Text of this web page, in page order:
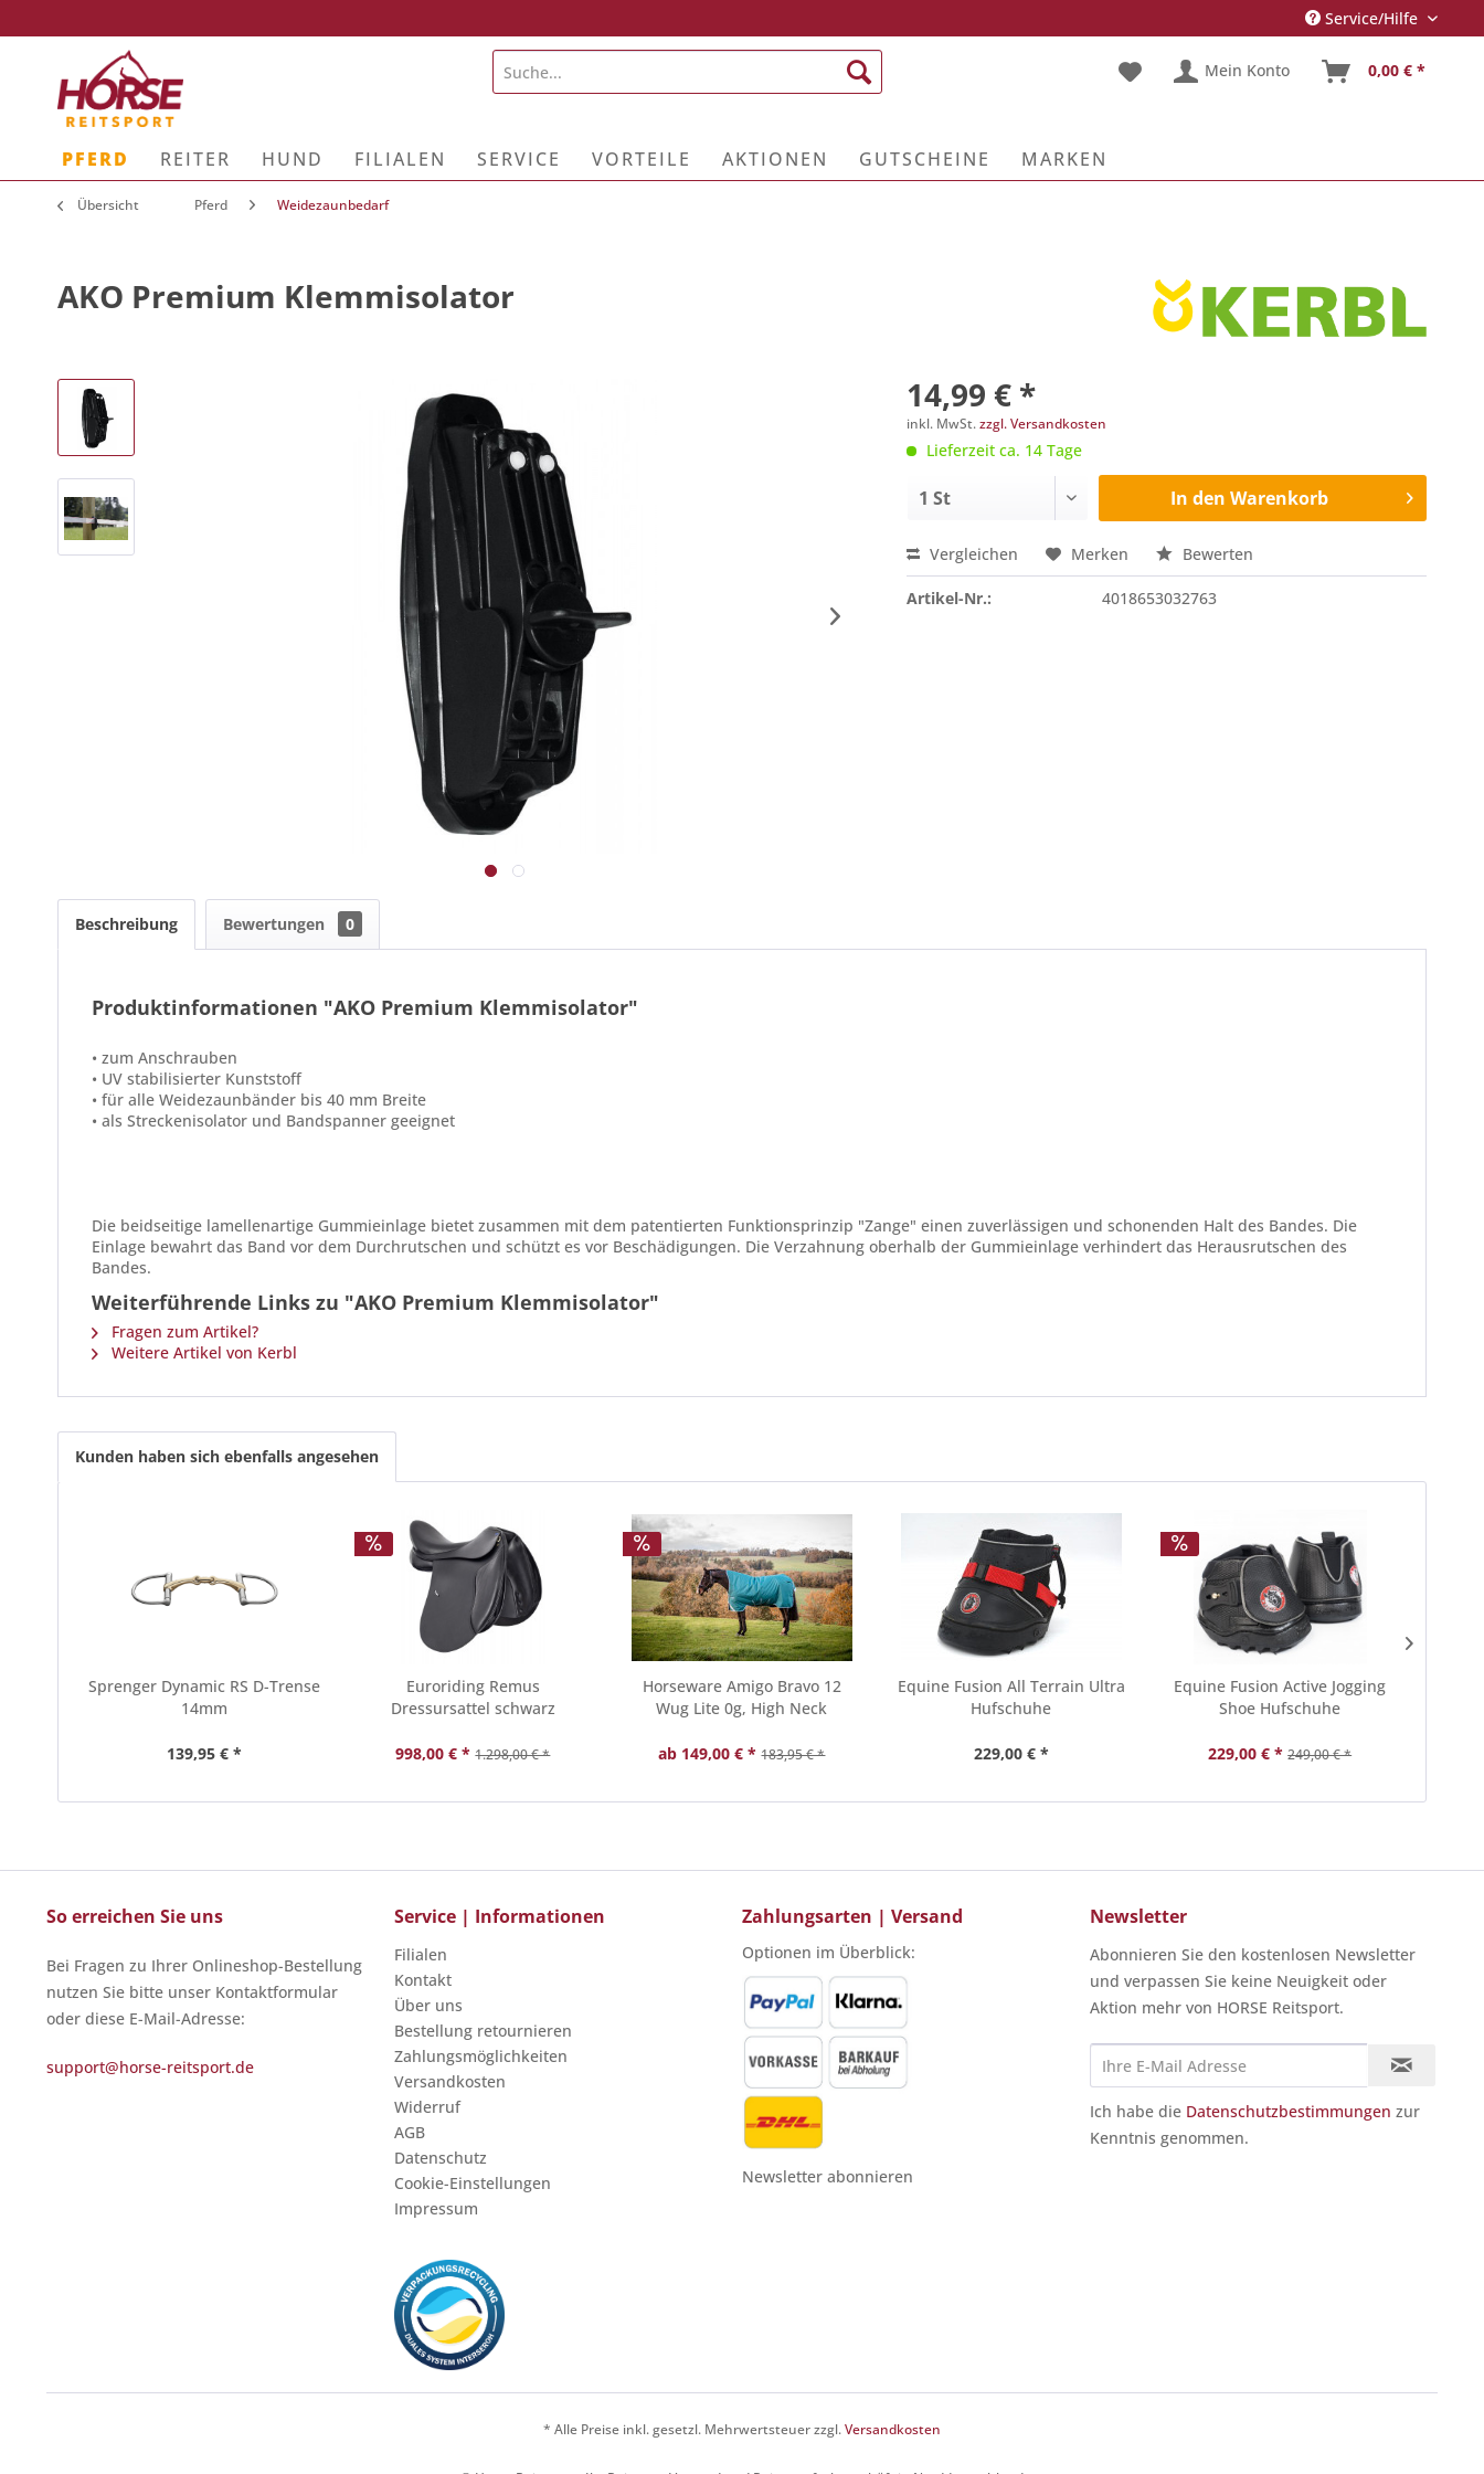
Service/Hilfe
Mein Konto 0,00 € *
PFERD REITER HUND FILIALEN SERVICE VORTEILE AKTIONEN GUTSCHEINE MARKEN
Übersicht Pferd Weidezaunbedarf
AKO Premium Klemmisolator
14,99 € *
inkl. MwSt.zzgl. Versandkosten
Lieferzeit ca. 14 Tage
In den Warenkorb
Vergleichen Merken Bewerten
Artikel-Nr.: 4018653032763
Beschreibung Bewertungen 0
Produktinformationen "AKO Premium Klemmisolator"
• zum Anschrauben
• UV stabilisierter Kunststoff
• für alle Weidezaunbänder bis 40 mm Breite
• als Streckenisolator und Bandspanner geeignet
Die beidseitige lamellenartige Gummieinlage bietet zusammen mit dem patentierten Funktionsprinzip "Zange" einen zuverlässigen und schonenden Halt des Bandes. Die
Einlage bewahrt das Band vor dem Durchrutschen und schützt es vor Beschädigungen. Die Verzahnung oberhalb der Gummieinlage verhindert das Herausrutschen des
Bandes.
Weiterführende Links zu "AKO Premium Klemmisolator"
Fragen zum Artikel?
Weitere Artikel von Kerbl
Kunden haben sich ebenfalls angesehen
Sprenger Dynamic RS D-Trense
14mm
139,95 € *
Euroriding Remus
Dressursattel schwarz
998,00 € * 1.298,00 € *
Horseware Amigo Bravo 12
Wug Lite 0g, High Neck
ab 149,00 € * 183,95 € *
Equine Fusion All Terrain Ultra
Hufschuhe
229,00 € *
Equine Fusion Active Jogging
Shoe Hufschuhe
229,00 € * 249,00 € *
So erreichen Sie uns
Bei Fragen zu Ihrer Onlineshop-Bestellung
nutzen Sie bitte unser Kontaktformular
oder diese E-Mail-Adresse:
support@horse-reitsport.de
Service | Informationen
Filialen
Kontakt
Über uns
Bestellung retournieren
Zahlungsmöglichkeiten
Versandkosten
Widerruf
AGB
Datenschutz
Cookie-Einstellungen
Impressum
Zahlungsarten | Versand
Optionen im Überblick:
Newsletter abonnieren
Newsletter
Abonnieren Sie den kostenlosen Newsletter
und verpassen Sie keine Neuigkeit oder
Aktion mehr von HORSE Reitsport.
Ich habe die Datenschutzbestimmungen zur
Kenntnis genommen.
* Alle Preise inkl. gesetzl. Mehrwertsteuer zzgl.Versandkosten